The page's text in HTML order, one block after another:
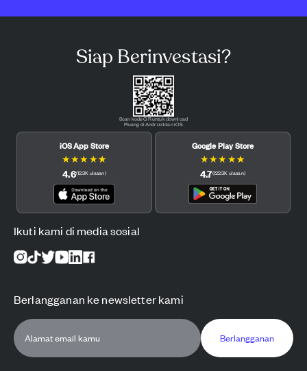
Siap Berinvestasi?
Scan kode QR untuk download
Pluang di Android dan iOS.
iOS App Store
★★★ ★★
4.6(12.3K ulasan)
Google Play Store
★★★ ★★
4.7(122.3K ulasan)
Ikuti kami di media sosial
Berlangganan ke newsletter kami
Berlangganan